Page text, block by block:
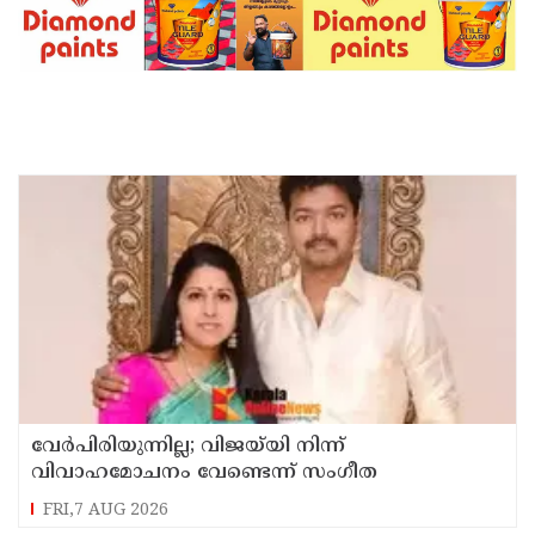
വേർപിരിയുന്നില്ല; വിജയ്‍യി നിന്ന്
വിവാഹമോചനം വേണ്ടെന്ന് സംഗീത
FRI,7 AUG 2026